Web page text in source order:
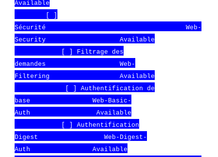
Available
[ ]
Sécurité Web-
Security Available
[ ] Filtrage des
demandes Web-
Filtering Available
[ ] Authentification de
base Web-Basic-
Auth Available
[ ] Authentification
Digest Web-Digest-
Auth Available